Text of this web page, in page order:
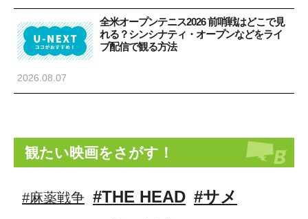
全米オープンテニス2026 前哨戦はどこで見
れる？シンシナティ・オープンなどをライ
ブ配信で観る方法
2026.08.07
観たい映画をさがす！
#麻薬戦争 #THE HEAD #サメ